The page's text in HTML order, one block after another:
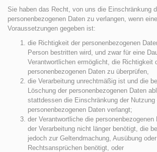
Sie haben das Recht, von uns die Einschränkung
personenbezogenen Daten zu verlangen, wenn
Voraussetzungen gegeben ist:
die Richtigkeit der personenbezogenen
Person bestritten wird, und zwar für eine
Verantwortlichen ermöglicht, die Richtigkeit
personenbezogenen Daten zu überprüfen,
die Verarbeitung unrechtmäßig ist und die
Löschung der personenbezogenen Daten
stattdessen die Einschränkung der Nutzung
personenbezogenen Daten verlangt;
der Verantwortliche die
der Verarbeitung nicht länger benötigt, die
jedoch zur Geltendmachung, Ausübung
Rechtsansprüchen benötigt, oder